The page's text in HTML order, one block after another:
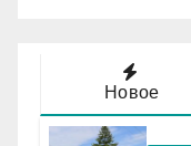
Новое